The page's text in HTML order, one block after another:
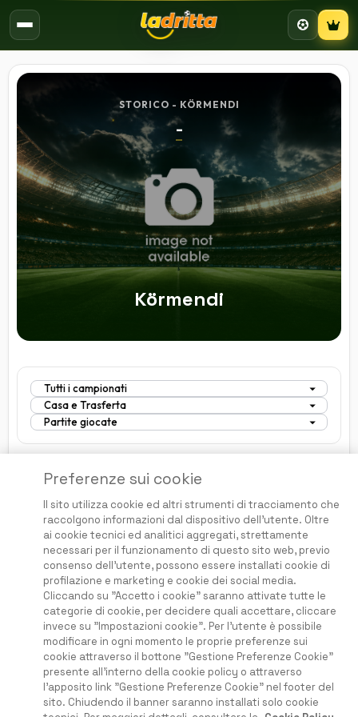
Preferenze sui cookie
Il sito utilizza cookie ed altri strumenti di tracciamento che
raccolgono informazioni dal dispositivo dell'utente. Oltre
ai cookie tecnici ed analitici aggregati, strettamente
necessari per il funzionamento di questo sito web, previo
consenso dell'utente, possono essere installati cookie di
profilazione e marketing e cookie dei social media.
Cliccando su "Accetto i cookie" saranno attivate tutte le
categorie di cookie, per decidere quali accettare, cliccare
invece su "Impostazioni cookie". Per l'utente è possibile
modificare in ogni momento le proprie preferenze sui
cookie attraverso il bottone "Gestione Preferenze Cookie"
presente all'interno della cookie policy o attraverso
l'apposito link "Gestione Preferenze Cookie" nel footer del
sito. Chiudendo il banner saranno installati solo cookie
STORICO - KÖRMENDI
-
Körmendi
Questo Sito non guadagna dalle perdite degli utenti
Home
Condizioni e Termini
Privacy e Cookies
Disclaimer
Prezzi e abbonamenti